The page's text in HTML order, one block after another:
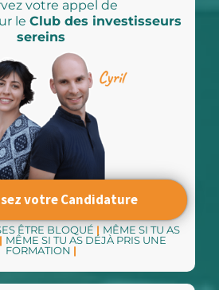
votre appel de
le Club des investisseurs
sereins
votre Candidature
ÊTRE BLOQUÉ | MÊME SI TU AS
| MÊME SI TU AS DÉJÀ PRIS UNE
FORMATION |